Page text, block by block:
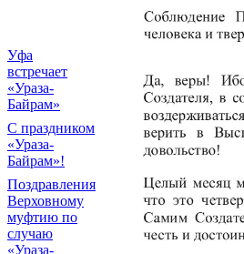
Уфа
встречает
«Ураза-
Байрам»
С праздником
«Ураза-
Байрам»!
Поздравления
Верховному
муфтию по
случаю
«Ураза-